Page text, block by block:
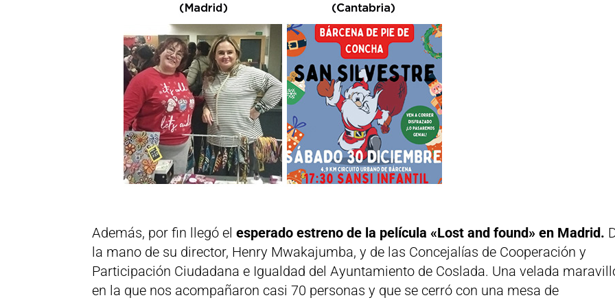
Además, por fin llegó elesperado estreno de la película «Lost and found» en Madrid.
la mano de su director, Henry Mwakajumba, y de las Concejalías de Cooperación y
Participación Ciudadana e Igualdad del Ayuntamiento de Coslada. Una velada
en la que nos acompañaron casi 70 personas y que se cerró con una mesa de